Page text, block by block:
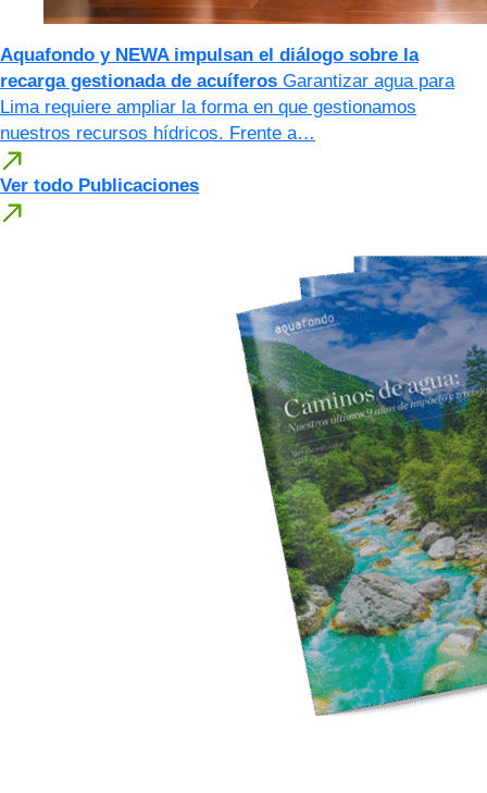
Aquafondo y NEWA impulsan el diálogo sobre la
recarga gestionada de acuíferos Garantizar agua para
Lima requiere ampliar la forma en que gestionamos
nuestros recursos hídricos. Frente a…
Ver todo Publicaciones